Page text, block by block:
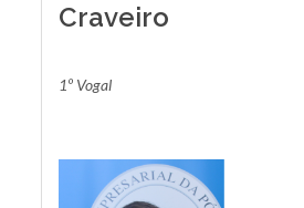
Craveiro
1º Vogal